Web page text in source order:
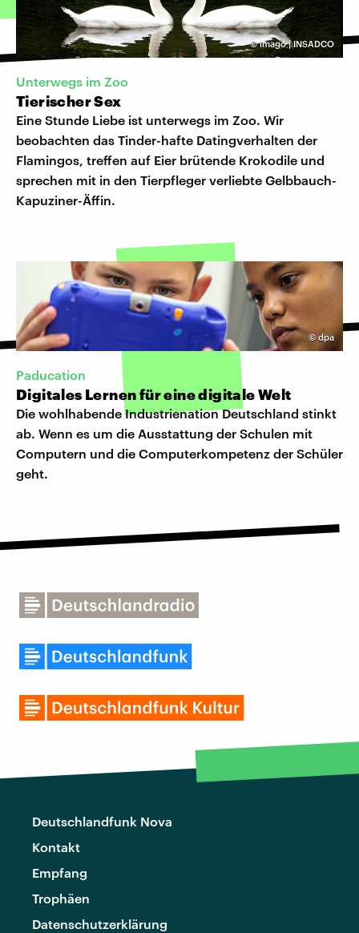
©imago | INSADCO
Unterwegs im Zoo
Tierischer Sex
Eine Stunde Liebe ist unterwegs im Zoo. Wir
beobachten das Tinder-hafte Datingverhalten der
Flamingos, treffen auf Eier brütende Krokodile und
sprechen mit in den Tierpfleger verliebte Gelbbauch-
Kapuziner-Äffin.
© dpa
Paducation
Digitales Lernen für eine digitale Welt
Die wohlhabende Industrienation Deutschland stinkt
ab. Wenn es um die Ausstattung der Schulen mit
Computern und die Computerkompetenz der Schüler
geht.
Deutschlandfunk Nova
Kontakt
Empfang
Trophäen
Datenschutzerklärung